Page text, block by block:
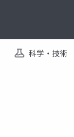
科学・技術